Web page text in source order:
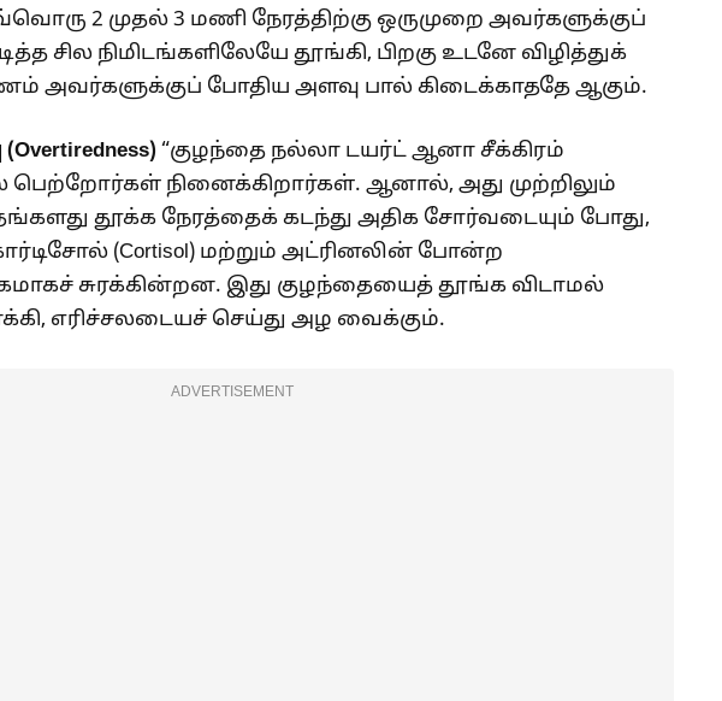
2 முதல் 3 மணி நேரத்திற்கு ஒருமுறை அவர்களுக்குப்
சில நிமிடங்களிலேயே தூங்கி, பிறகு உடனே விழித்துக்
அவர்களுக்குப் போதிய அளவு பால் கிடைக்காததே ஆகும்.
Overtiredness) “குழந்தை நல்லா டயர்ட் ஆனா சீக்கிரம்
பெற்றோர்கள் நினைக்கிறார்கள். ஆனால், அது முற்றிலும்
தூக்க நேரத்தைக் கடந்து அதிக சோர்வடையும் போது,
(Cortisol) மற்றும் அட்ரினலின் போன்ற
சுரக்கின்றன. இது குழந்தையைத் தூங்க விடாமல்
எரிச்சலடையச் செய்து அழ வைக்கும்.
ADVERTISEMENT